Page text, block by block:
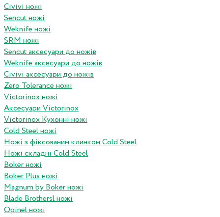
Civivi ножі
Sencut ножі
Weknife ножі
SRM ножі
Sencut аксесуари до ножів
Weknife аксесуари до ножів
Civivi аксесуари до ножів
Zero Tolerance ножі
Victorinox ножі
Аксесуари Victorinox
Victorinox Кухонні ножі
Cold Steel ножі
Ножі з фіксованим клинком Cold Steel
Ножі складні Cold Steel
Boker ножі
Boker Plus ножі
Magnum by Boker ножі
Blade Brothersl ножі
Opinel ножі